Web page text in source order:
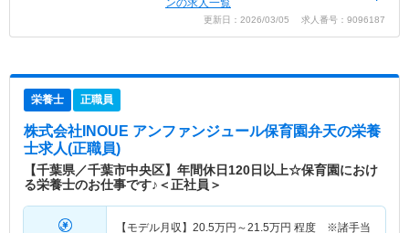
ンの求人一覧
更新日：2026/03/05 求人番号：9096187
栄養士 正職員
株式会社INOUE アンファンジュール保育園弁天の栄養
士求人(正職員)
【千葉県／千葉市中央区】年間休日120日以上☆保育園におけ
る栄養士のお仕事です♪＜正社員＞
【モデル月収】 20.5万円～21.5万円 程度 ※諸手当